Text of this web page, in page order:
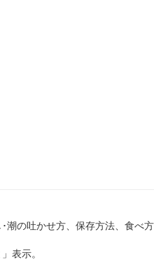
の吐かせ方、保存方法、食べ方
表示。